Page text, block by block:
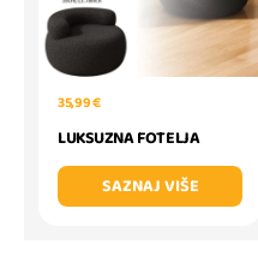
35,99 €
LUKSUZNA FOTELJA
SAZNAJ VIŠE